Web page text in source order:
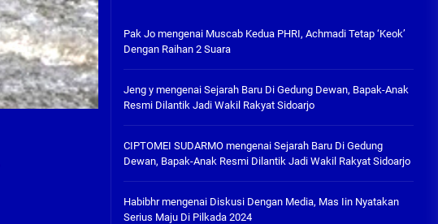
05/08/2026
Pak Jomengenai Muscab Kedua PHRI, Achmadi Tetap ‘Keok’
Dengan Raihan 2 Suara
Jeng ymengenai Sejarah Baru Di Gedung Dewan, Bapak-Anak
Resmi Dilantik Jadi Wakil Rakyat Sidoarjo
CIPTOMEI SUDARMOmengenai Sejarah Baru Di Gedung
Dewan, Bapak-Anak Resmi Dilantik Jadi Wakil Rakyat Sidoarjo
Habibhrmengenai Diskusi Dengan Media, Mas Iin Nyatakan
Serius Maju Di Pilkada 2024